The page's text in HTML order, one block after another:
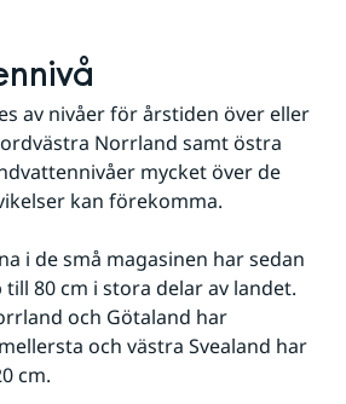
av nivåer för årstiden över eller
Norrland samt östra
mycket över de
kan förekomma.
i de små magasinen har sedan
80 cm i stora delar av landet.
och Götaland har
och västra Svealand har
cm.